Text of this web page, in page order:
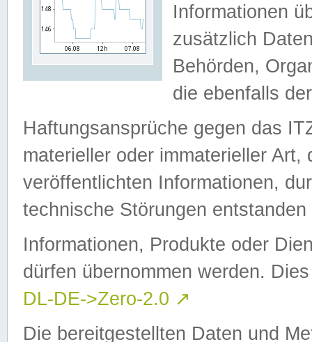
Informationen
zusätzlich
Behörden,
die ebenfalls
Haftungsansprüche gegen das
materieller oder immaterieller
veröffentlichten Informationen,
technische Störungen
Informationen, Produkte oder
dürfen übernommen werden.
DL-DE->Zero-2.0 ↗
Die bereitgestellten Daten und